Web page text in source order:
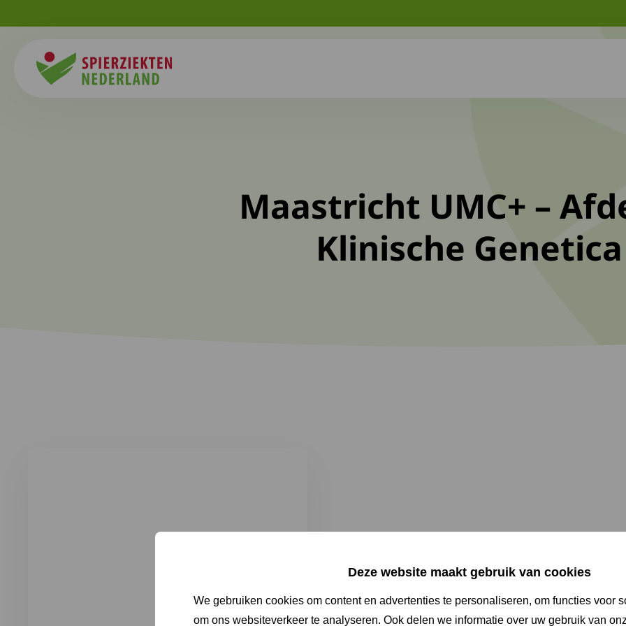
Deze website maakt gebruik van cookies
We gebruiken cookies om content en advertenties te personaliseren, om functies voor
om ons websiteverkeer te analyseren. Ook delen we informatie over uw gebruik van
Maastricht UMC+ –
Klinische Genetica